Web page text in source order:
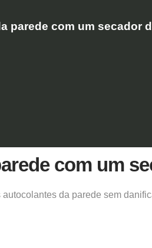
parede com um secador
com um
da parede sem